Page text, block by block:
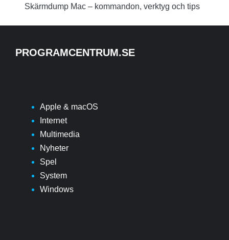
Skärmdump Mac – kommandon, verktyg och tips
PROGRAMCENTRUM.SE
Apple & macOS
Internet
Multimedia
Nyheter
Spel
System
Windows